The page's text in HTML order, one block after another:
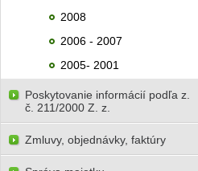
2008
2006 - 2007
2005- 2001
Poskytovanie informácií podľa z.
č. 211/2000 Z. z.
Zmluvy, objednávky, faktúry